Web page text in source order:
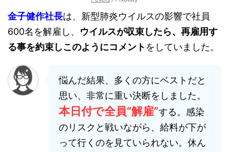
金子健作社長は、新型肺炎ウイルスの影響で社員
600名を解雇し、 ウイルスが収束したら、再雇用す
る事を約束しこのようにコメント をしていました。
悩んだ結果、多くの方にベストだと
思い、非常に重い決断をしました。
本日付で全員“解雇”する。感染
のリスクと戦いながら、給料が下が
って行くのを見ていられない。休ん